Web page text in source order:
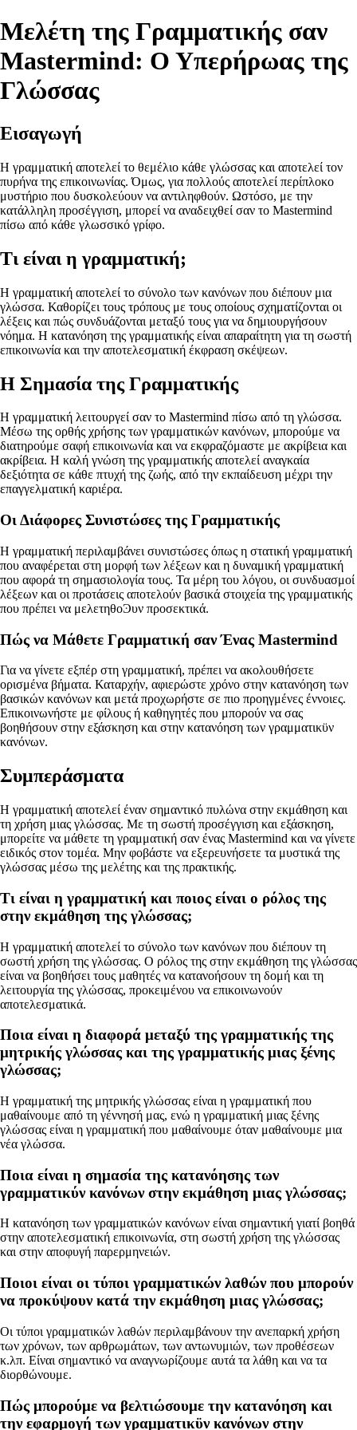
Μελέτη της Γραμματικής σαν
Mastermind: Ο Υπερήρωας της
Γλώσσας
Εισαγωγή
Η γραμματική αποτελεί το θεμέλιο κάθε γλώσσας και αποτελεί τον
πυρήνα της επικοινωνίας. Όμως, για πολλούς αποτελεί περίπλοκο
μυστήριο που δυσκολεύουν να αντιληφθούν. Ωστόσο, με την
κατάλληλη προσέγγιση, μπορεί να αναδειχθεί σαν το Mastermind
πίσω από κάθε γλωσσικό γρίφο.
Τι είναι η γραμματική;
Η γραμματική αποτελεί το σύνολο των κανόνων που διέπουν μια
γλώσσα. Καθορίζει τους τρόπους με τους οποίους σχηματίζονται οι
λέξεις και πώς συνδυάζονται μεταξύ τους για να δημιουργήσουν
νόημα. Η κατανόηση της γραμματικής είναι απαραίτητη για τη σωστή
επικοινωνία και την αποτελεσματική έκφραση σκέψεων.
Η Σημασία της Γραμματικής
Η γραμματική λειτουργεί σαν το Mastermind πίσω από τη γλώσσα.
Μέσω της ορθής χρήσης των γραμματικών κανόνων, μπορούμε να
διατηρούμε σαφή επικοινωνία και να εκφραζόμαστε με ακρίβεια και
ακρίβεια. Η καλή γνώση της γραμματικής αποτελεί αναγκαία
δεξιότητα σε κάθε πτυχή της ζωής, από την εκπαίδευση μέχρι την
επαγγελματική καριέρα.
Οι Διάφορες Συνιστώσες της Γραμματικής
Η γραμματική περιλαμβάνει συνιστώσες όπως η στατική γραμματική
που αναφέρεται στη μορφή των λέξεων και η δυναμική γραμματική
που αφορά τη σημασιολογία τους. Τα μέρη του λόγου, οι συνδυασμοί
λέξεων και οι προτάσεις αποτελούν βασικά στοιχεία της γραμματικής
που πρέπει να μελετηθοϿυν προσεκτικά.
Πώς να Μάθετε Γραμματική σαν Ένας Mastermind
Για να γίνετε εξπέρ στη γραμματική, πρέπει να ακολουθήσετε
ορισμένα βήματα. Καταρχήν, αφιερώστε χρόνο στην κατανόηση των
βασικών κανόνων και μετά προχωρήστε σε πιο προηγμένες έννοιες.
Επικοινωνήστε με φίλους ή καθηγητές που μπορούν να σας
βοηθήσουν στην εξάσκηση και στην κατανόηση των γραμματικϋν
κανόνων.
Συμπεράσματα
Η γραμματική αποτελεί έναν σημαντικό πυλώνα στην εκμάθηση και
τη χρήση μιας γλώσσας. Με τη σωστή προσέγγιση και εξάσκηση,
μπορείτε να μάθετε τη γραμματική σαν ένας Mastermind και να γίνετε
ειδικός στον τομέα. Μην φοβάστε να εξερευνήσετε τα μυστικά της
γλώσσας μέσω της μελέτης και της πρακτικής.
Τι είναι η γραμματική και ποιος είναι ο ρόλος της
στην εκμάθηση της γλώσσας;
Η γραμματική αποτελεί το σύνολο των κανόνων που διέπουν τη
σωστή χρήση της γλώσσας. Ο ρόλος της στην εκμάθηση της γλώσσας
είναι να βοηθήσει τους μαθητές να κατανοήσουν τη δομή και τη
λειτουργία της γλώσσας, προκειμένου να επικοινωνούν
αποτελεσματικά.
Ποια είναι η διαφορά μεταξύ της γραμματικής της
μητρικής γλώσσας και της γραμματικής μιας ξένης
γλώσσας;
Η γραμματική της μητρικής γλώσσας είναι η γραμματική που
μαθαίνουμε από τη γέννησή μας, ενώ η γραμματική μιας ξένης
γλώσσας είναι η γραμματική που μαθαίνουμε όταν μαθαίνουμε μια
νέα γλώσσα.
Ποια είναι η σημασία της κατανόησης των
γραμματικύν κανόνων στην εκμάθηση μιας γλώσσας;
Η κατανόηση των γραμματικών κανόνων είναι σημαντική γιατί βοηθά
στην αποτελεσματική επικοινωνία, στη σωστή χρήση της γλώσσας
και στην αποφυγή παρερμηνειών.
Ποιοι είναι οι τύποι γραμματικών λαθών που μπορούν
να προκύψουν κατά την εκμάθηση μιας γλώσσας;
Οι τύποι γραμματικών λαθών περιλαμβάνουν την ανεπαρκή χρήση
των χρόνων, των αρθρωμάτων, των αντωνυμιών, των προθέσεων
κ.λπ. Είναι σημαντικό να αναγνωρίζουμε αυτά τα λάθη και να τα
διορθώνουμε.
Πώς μπορούμε να βελτιώσουμε την κατανόηση και
την εφαρμογή των γραμματικϋν κανόνων στην